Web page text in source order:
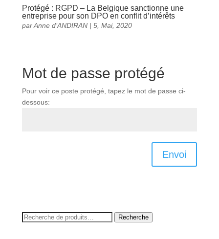
Protégé : RGPD – La Belgique sanctionne une
entreprise pour son DPO en conflit d’intérêts
parAnne d’ANDIRAN| 5, Mai, 2020
Mot de passe protégé
Pour voir ce poste protégé, tapez le mot de passe ci-
dessous:
Envoi
Recherche
Recherche